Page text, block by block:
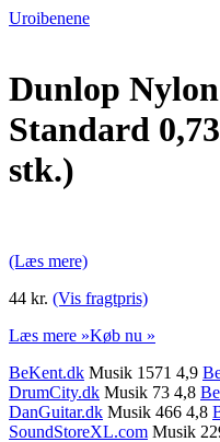
Uroibenene
Dunlop
Standard
stk.)
(Læs mere)
44 kr. (Vis fragtpris)
Læs mere »Køb nu »
BeKent.dk Musik 1571 4,9
DrumCity.dk Musik 73 4,8
DanGuitar.dk Musik 466 4,8
SoundStoreXL.com Musik